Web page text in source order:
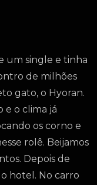
um single e tinha
de milhões
gato, o Hyoran.
e o clima já
os corno e
rolê. Beijamos
Depois de
hotel. No carro